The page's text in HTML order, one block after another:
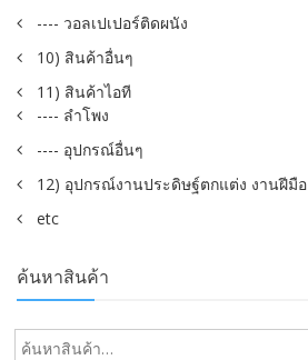
---- วอลเปเปอร์ติดผนัง
10) สินค้าอื่นๆ
11) สินค้าไอที
---- ลำโพง
---- อุปกรณ์อื่นๆ
12) อุปกรณ์งานประดิษฐ์ตกแต่ง งานฝีมือ
etc
ค้นหาสินค้า
ค้นหา: